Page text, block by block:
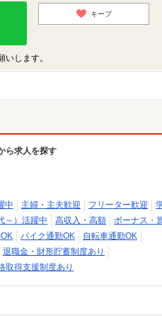
キープ
します。
ら求人を探す
中 主婦・主夫歓迎 フリーター歓迎
～）活躍中 高収入・高額
ボーナス・
バイク通勤OK
自転車通勤OK
退職金・財形貯蓄制度あり
取得支援制度あり